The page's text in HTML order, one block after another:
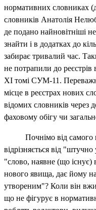
нормативних словниках
словників Анатолія
де подано найновітніші
знайти і в додатках до
забирає тривалий час.
не потрапили до реєстрів
ХІ томі СУМ‑11.
місце в реєстрах нових
відомих словників через
фаховому обігу чи
Почнімо від
відрізняється від
"слово, наявне (що існує)
нового явища, дає йому
утвореним"? Коли він
що не фігурує в